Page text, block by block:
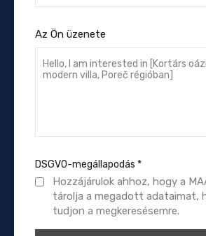
Az Ön üzenete
DSGVO-megállapodás *
Hozzájárulok ahhoz, hogy a
tárolja a megadott adataimat,
tudjon a megkeresésemre.